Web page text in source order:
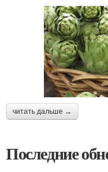
читать дальше →
Последние